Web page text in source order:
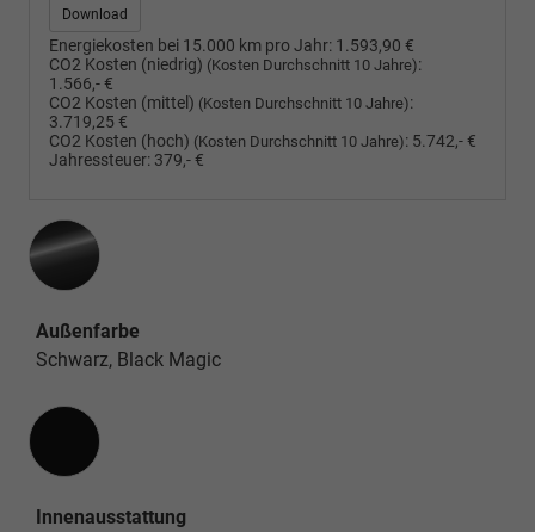
Download
Energiekosten bei 15.000 km pro Jahr: 1.593,90 €
CO2 Kosten (niedrig) (Kosten Durchschnitt 10 Jahre):
1.566,- €
CO2 Kosten (mittel) (Kosten Durchschnitt 10 Jahre):
3.719,25 €
CO2 Kosten (hoch) (Kosten Durchschnitt 10 Jahre): 5.742,- €
Jahressteuer: 379,- €
Außenfarbe
Schwarz, Black Magic
Innenausstattung
Innenausstattung